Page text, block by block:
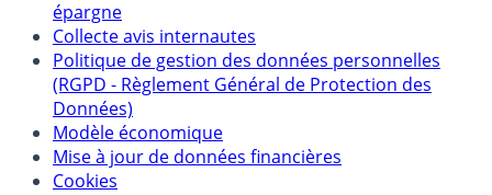
épargne
Collecte avis internautes
Politique de gestion des données personnelles
(RGPD - Règlement Général de Protection des
Données)
Modèle économique
Mise à jour de données financières
Cookies